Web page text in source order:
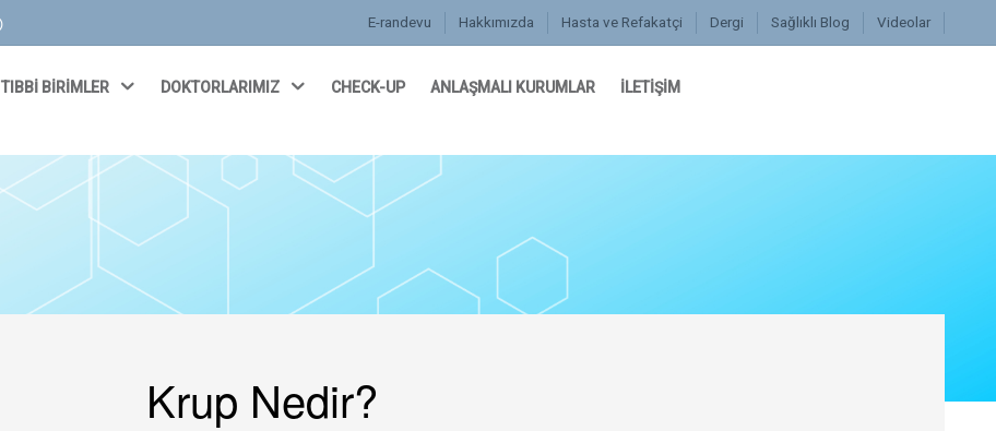
E-randevu Hakkımızda Hasta ve Refakatçi Dergi Sağlıklı Blog Videolar
TIBBİ BİRİMLER DOKTORLARIMIZ CHECK-UP ANLAŞMALI KURUMLAR İLETİŞİM
Krup Nedir?